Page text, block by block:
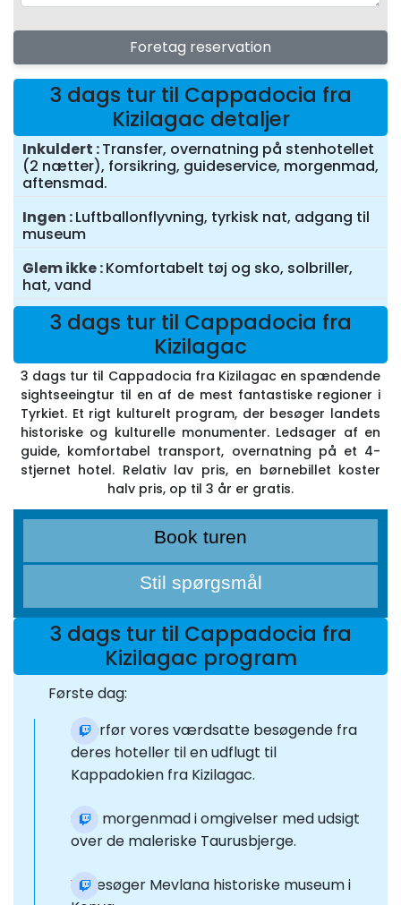
Foretag reservation
3 dags tur til Cappadocia fra
Kizilagac detaljer
Inkuldert Transfer, overnatning på stenhotellet
(2 nætter), forsikring, guideservice, morgenmad,
aftensmad.
Ingen Luftballonflyvning, tyrkisk nat, adgang til
museum
Glem ikke Komfortabelt tøj og sko, solbriller,
hat, vand
3 dags tur til Cappadocia fra
Kizilagac
3 dags tur til Cappadocia fra Kizilagac en spændende
sightseeingtur til en af de mest fantastiske regioner i
Tyrkiet. Et rigt kulturelt program, der besøger landets
historiske og kulturelle monumenter. Ledsager af en
guide, komfortabel transport, overnatning på et 4-
stjernet hotel. Relativ lav pris, en børnebillet koster
halv pris, op til 3 år er gratis.
Book turen
Stil spørgsmål
3 dags tur til Cappadocia fra
Kizilagac program
Første dag:
Overfør vores værdsatte besøgende fra
deres hoteller til en udflugt til
Kappadokien fra Kizilagac.
Spis morgenmad i omgivelser med udsigt
over de maleriske Taurusbjerge.
Vi besøger Mevlana historiske museum i